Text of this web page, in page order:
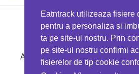
Eatntrack utilizeaza fisiere
pentru a personaliza si
ta pe site-ul nostru. Prin
pe site-ul nostru confirmi
fisierelor de tip cookie
Ai 40%reducere la orice
EATTRACK